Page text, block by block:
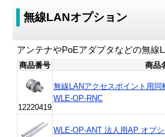
無線LANオプション
アンテナやPoEアダプタなどの無線
商品番号 商品
12220419
無線LANアクセスポイント用同
WLE-OP-RNC
WLE-OP-ANT 法人用AP オプ